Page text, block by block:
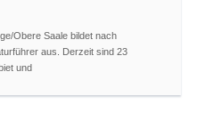
Obere Saale bildet nach
aus. Derzeit sind 23
und